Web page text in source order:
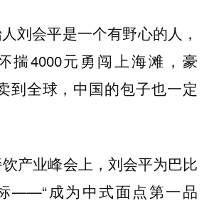
刘会平是一个有野心的人，
揣4000元勇闯上海滩，豪
到全球，中国的包子也一定
产业峰会上，刘会平为巴比
——“成为中式面点第一品